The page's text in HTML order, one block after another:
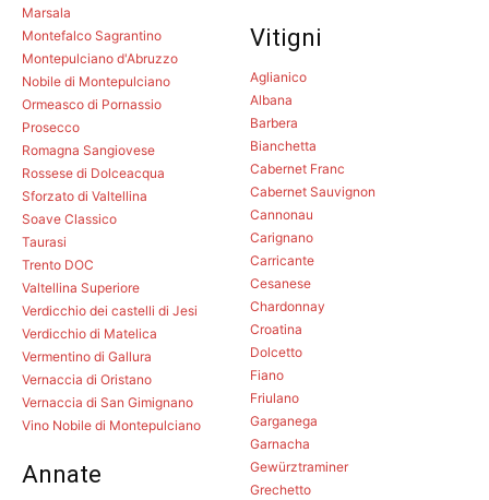
Marsala
Montefalco Sagrantino
Montepulciano d'Abruzzo
Nobile di Montepulciano
Ormeasco di Pornassio
Prosecco
Romagna Sangiovese
Rossese di Dolceacqua
Sforzato di Valtellina
Soave Classico
Taurasi
Trento DOC
Valtellina Superiore
Verdicchio dei castelli di Jesi
Verdicchio di Matelica
Vermentino di Gallura
Vernaccia di Oristano
Vernaccia di San Gimignano
Vino Nobile di Montepulciano
Annate
Vitigni
Aglianico
Albana
Barbera
Bianchetta
Cabernet Franc
Cabernet Sauvignon
Cannonau
Carignano
Carricante
Cesanese
Chardonnay
Croatina
Dolcetto
Fiano
Friulano
Garganega
Garnacha
Gewürztraminer
Grechetto